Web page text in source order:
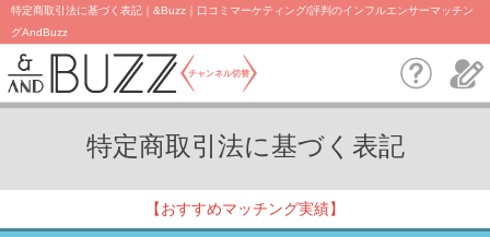
特定商取引法に基づく表記｜&Buzz｜口コミマーケティング/評判のインフルエンサーマッチン
グAndBuzz
チャンネル切替
特定商取引法に基づく表記
【おすすめマッチング実績】